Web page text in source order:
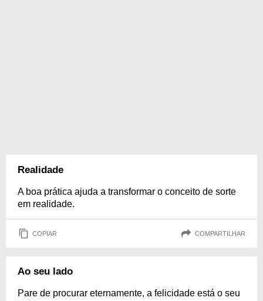
Realidade
A boa prática ajuda a transformar o conceito de sorte
em realidade.
COPIAR COMPARTILHAR
Ao seu lado
Pare de procurar eternamente, a felicidade está o seu